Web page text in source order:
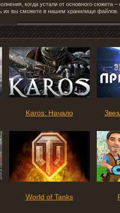
когда устали от основного сюжета
их вы сможете в нашем хранилище файлов.
Karos: Начало
World of Tanks